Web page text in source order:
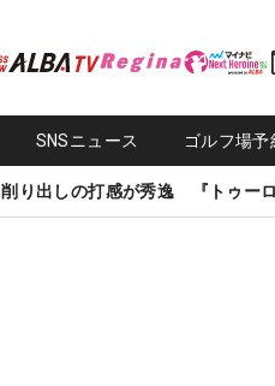
SNSニュース ゴルフ場予
削り出しの打感が秀逸 『トゥーロ